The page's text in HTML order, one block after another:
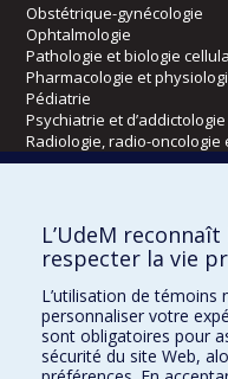
Obstétrique-gynécologie
Ophtalmologie
Pathologie et biologie
Pharmacologie et
Pédiatrie
Psychiatrie et d’addictologie
Radiologie, radio-
Écoles
Kinésiologie et des
Orthophonie et audiologie
Réadaptation
Directions
L’UdeM
respecter la vie
L’utilisation de témoins
personnaliser votre
sont obligatoires pour
sécurité du site Web,